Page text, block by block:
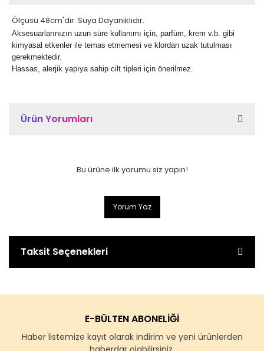
Ölçüsü 48cm'dir. Suya Dayanıklıdır.
Aksesuarlarınızın uzun süre kullanımı için, parfüm, krem v.b. gibi
kimyasal etkenler ile temas etmemesi ve klordan uzak tutulması
gerekmektedir.
Hassas, alerjik yapıya sahip cilt tipleri için önerilmez.
Ürün Yorumları
Bu ürüne ilk yorumu siz yapın!
Yorum Yaz
Taksit Seçenekleri
E-BÜLTEN ABONELİĞİ
Haber listemize kayıt olarak indirim ve yeni ürünlerden